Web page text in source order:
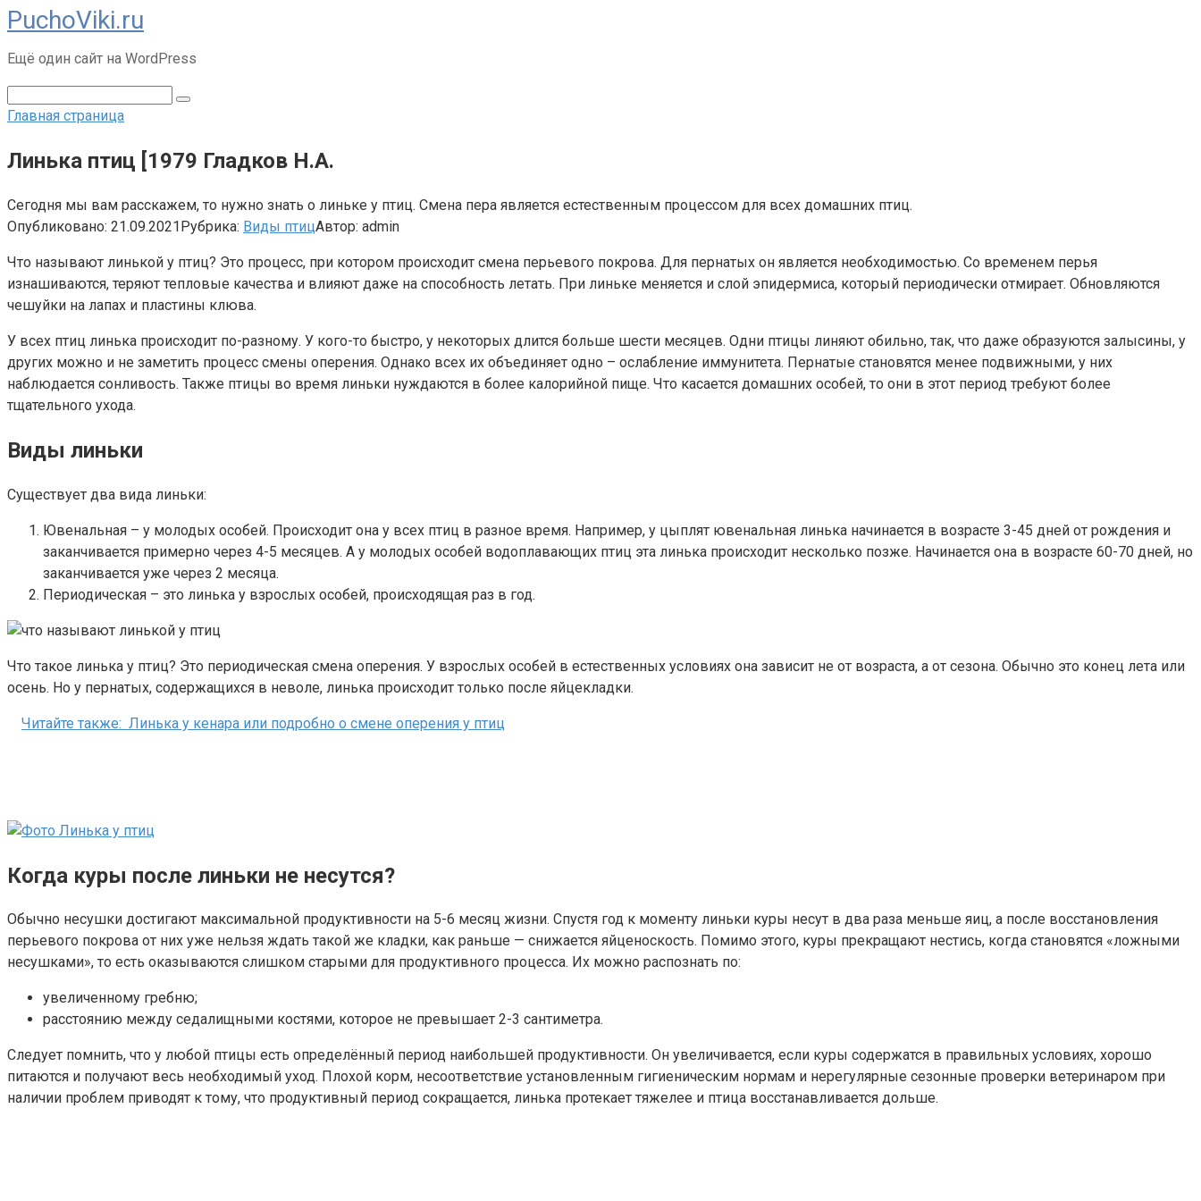
Перейти
к
контенту
PuchoViki.ru
Ещё один сайт на WordPress
Главная страница
Линька птиц [1979 Гладков Н.А.
Сегодня мы вам расскажем, то нужно знать о линьке у птиц. Смена пера является естественным процессом для всех домашних птиц.
Опубликовано: 21.09.2021Рубрика: Виды птицАвтор: admin
Что называют линькой у птиц? Это процесс, при котором происходит смена перьевого покрова. Для пернатых он является необходимостью. Со временем перья
изнашиваются, теряют тепловые качества и влияют даже на способность летать. При линьке меняется и слой эпидермиса, который периодически отмирает. Обновляются
чешуйки на лапах и пластины клюва.
У всех птиц линька происходит по-разному. У кого-то быстро, у некоторых длится больше шести месяцев. Одни птицы линяют обильно, так, что даже образуются залысины, у
других можно и не заметить процесс смены оперения. Однако всех их объединяет одно – ослабление иммунитета. Пернатые становятся менее подвижными, у них
наблюдается сонливость. Также птицы во время линьки нуждаются в более калорийной пище. Что касается домашних особей, то они в этот период требуют более
тщательного ухода.
Виды линьки
Существует два вида линьки:
Ювенальная – у молодых особей. Происходит она у всех птиц в разное время. Например, у цыплят ювенальная линька начинается в возрасте 3-45 дней от рождения и
заканчивается примерно через 4-5 месяцев. А у молодых особей водоплавающих птиц эта линька происходит несколько позже. Начинается она в возрасте 60-70 дней, но
заканчивается уже через 2 месяца.
Периодическая – это линька у взрослых особей, происходящая раз в год.
Что такое линька у птиц? Это периодическая смена оперения. У взрослых особей в естественных условиях она зависит не от возраста, а от сезона. Обычно это конец лета или
осень. Но у пернатых, содержащихся в неволе, линька происходит только после яйцекладки.
Читайте также: Линька у кенара или подробно о смене оперения у птиц
Когда куры после линьки не несутся?
Обычно несушки достигают максимальной продуктивности на 5-6 месяц жизни. Спустя год к моменту линьки куры несут в два раза меньше яиц, а после восстановления
перьевого покрова от них уже нельзя ждать такой же кладки, как раньше — снижается яйценоскость. Помимо этого, куры прекращают нестись, когда становятся «ложными
несушками», то есть оказываются слишком старыми для продуктивного процесса. Их можно распознать по:
увеличенному гребню;
расстоянию между седалищными костями, которое не превышает 2-3 сантиметра.
Следует помнить, что у любой птицы есть определённый период наибольшей продуктивности. Он увеличивается, если куры содержатся в правильных условиях, хорошо
питаются и получают весь необходимый уход. Плохой корм, несоответствие установленным гигиеническим нормам и нерегулярные сезонные проверки ветеринаром при
наличии проблем приводят к тому, что продуктивный период сокращается, линька протекает тяжелее и птица восстанавливается дольше.